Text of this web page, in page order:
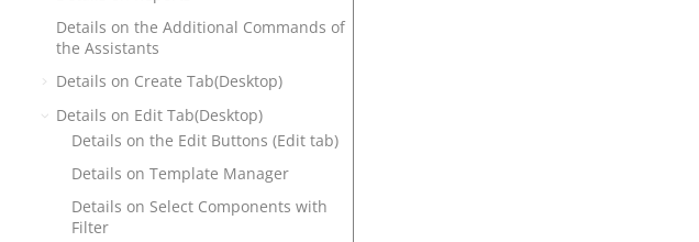
Details on the Additional Commands of
the Assistants
Details on Create Tab(Desktop)
Details on Edit Tab(Desktop)
Details on the Edit Buttons (Edit tab)
Details on Template Manager
Details on Select Components with
Filter